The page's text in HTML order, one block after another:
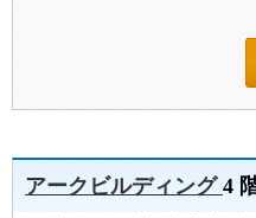
アークビルディング4